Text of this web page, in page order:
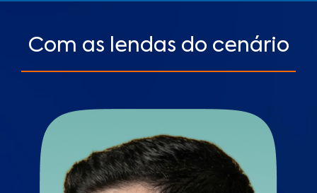
Com as lendas do cenário